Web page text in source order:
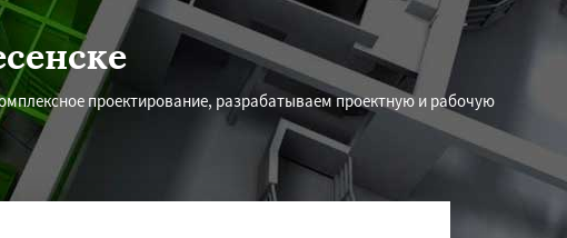
проектирование, разрабатываем проектную и рабочую